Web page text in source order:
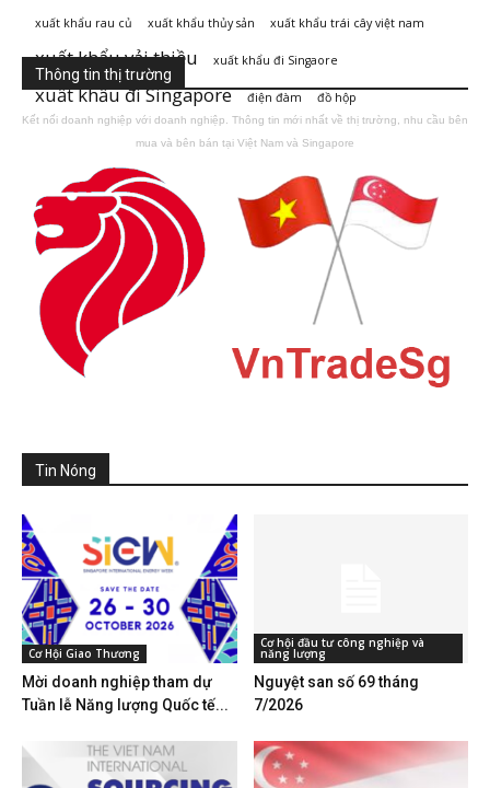
xuất khẩu rau củ xuất khẩu thủy sản xuất khẩu trái cây việt nam
xuất khẩu vải thiều xuất khẩu đi Singaore
xuất khẩu đi Singapore điện đàm đồ hộp
Thông tin thị trường
Kết nối doanh nghiệp với doanh nghiệp. Thông tin mới nhất về thị trường, nhu cầu bên
mua và bên bán tại Việt Nam và Singapore
Tin Nóng
Cơ Hội Giao Thương
Mời doanh nghiệp tham dự
Tuần lễ Năng lượng Quốc tế...
Cơ hội đầu tư công nghiệp và
năng lượng
Nguyệt san số 69 tháng
7/2026